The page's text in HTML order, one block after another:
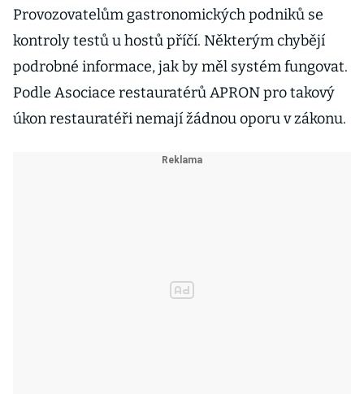
Provozovatelům gastronomických podniků se
kontroly testů u hostů příčí. Některým chybějí
podrobné informace, jak by měl systém fungovat.
Podle Asociace restauratérů APRON pro takový
úkon restauratéři nemají žádnou oporu v zákonu.